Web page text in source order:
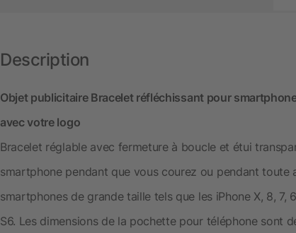
Description
Objet publicitaire Bracelet réfléchissant pour
avec votre logo
Bracelet réglable avec fermeture à boucle et étui
smartphone pendant que vous courez ou pendant toute
smartphones de grande taille tels que les iPhone X, 8, 7,
S6. Les dimensions de la pochette pour téléphone sont